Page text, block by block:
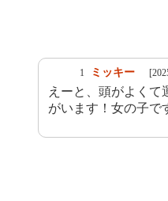
1 ミッキー
えーと、頭がよくて
がいます！女の子で